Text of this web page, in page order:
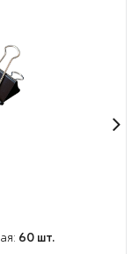
60 шт.